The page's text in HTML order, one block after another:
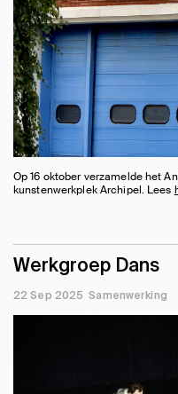
Op 16 oktober verzamelde het
kunstenwerkplek Archipel. Lees
Werkgroep Dans
22 Sep 2025 Samenwerking